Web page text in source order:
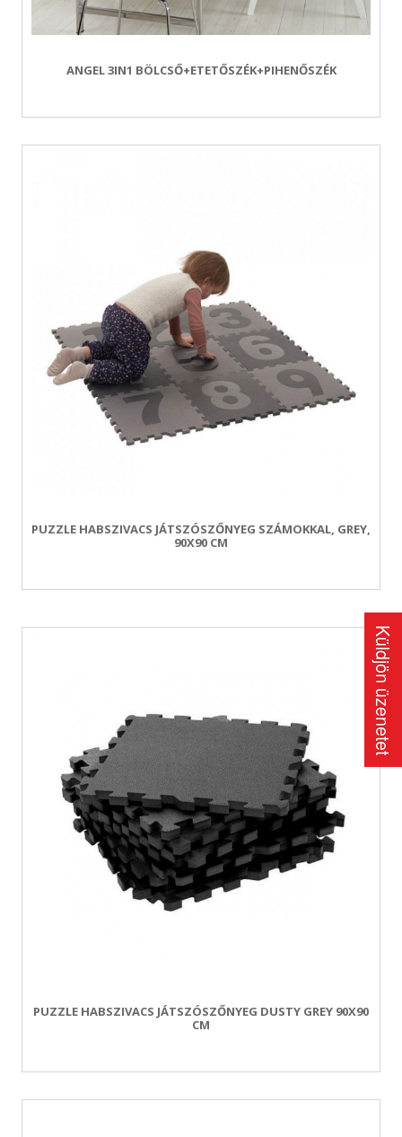
ANGEL 3IN1 BÖLCSŐ+ETETŐSZÉK+PIHENŐSZÉK
PUZZLE HABSZIVACS JÁTSZÓSZŐNYEG SZÁMOKKAL, GREY,
90X90 CM
PUZZLE HABSZIVACS JÁTSZÓSZŐNYEG DUSTY GREY 90X90
CM
Küldjön üzenetet